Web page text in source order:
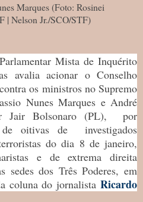
Marques (Foto: Rosinei
| Nelson Jr./SCO/STF)
Mista de Inquérito
avalia acionar o Conselho
os ministros no Supremo
Nunes Marques e André
Jair Bolsonaro (PL), por
oitivas de investigados
do dia 8 de janeiro,
e de extrema direita
sedes dos Três Poderes, em
coluna do jornalista Ricardo